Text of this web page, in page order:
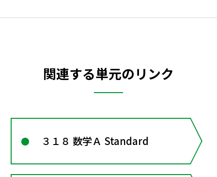
関連する単元のリンク
３１８ 数学Ａ Standard